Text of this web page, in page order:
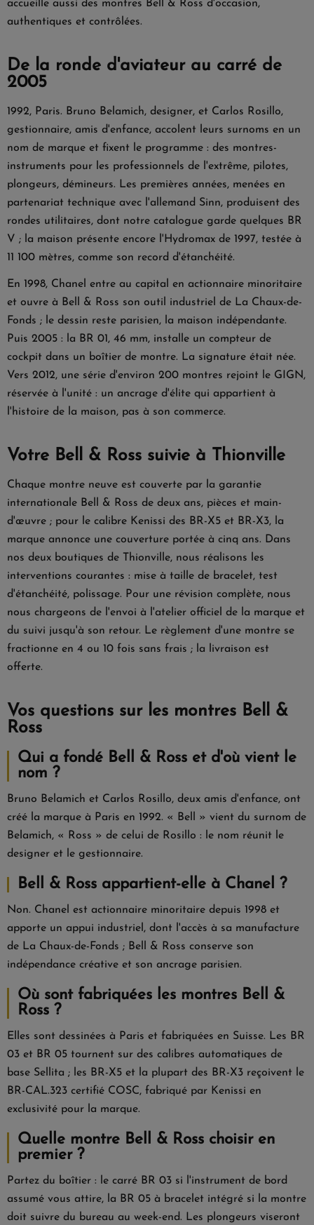
accueille aussi des montres Bell & Ross d'occasion,
authentiques et contrôlées.
De la ronde d'aviateur au carré de
2005
1992, Paris. Bruno Belamich, designer, et Carlos Rosillo,
gestionnaire, amis d'enfance, accolent leurs surnoms en un
nom de marque et fixent le programme : des montres-
instruments pour les professionnels de l'extrême, pilotes,
plongeurs, démineurs. Les premières années, menées en
partenariat technique avec l'allemand Sinn, produisent des
rondes utilitaires, dont notre catalogue garde quelques BR
V ; la maison présente encore l'Hydromax de 1997, testée à
11 100 mètres, comme son record d'étanchéité.
En 1998, Chanel entre au capital en actionnaire minoritaire
et ouvre à Bell & Ross son outil industriel de La Chaux-de-
Fonds ; le dessin reste parisien, la maison indépendante.
Puis 2005 : la BR 01, 46 mm, installe un compteur de
cockpit dans un boîtier de montre. La signature était née.
Vers 2012, une série d'environ 200 montres rejoint le GIGN,
réservée à l'unité : un ancrage d'élite qui appartient à
l'histoire de la maison, pas à son commerce.
Votre Bell & Ross suivie à Thionville
Chaque montre neuve est couverte par la garantie
internationale Bell & Ross de deux ans, pièces et main-
d'œuvre ; pour le calibre Kenissi des BR-X5 et BR-X3, la
marque annonce une couverture portée à cinq ans. Dans
nos deux boutiques de Thionville, nous réalisons les
interventions courantes : mise à taille de bracelet, test
d'étanchéité, polissage. Pour une révision complète, nous
nous chargeons de l'envoi à l'atelier officiel de la marque et
du suivi jusqu'à son retour. Le règlement d'une montre se
fractionne en 4 ou 10 fois sans frais ; la livraison est
offerte.
Vos questions sur les montres Bell &
Ross
Qui a fondé Bell & Ross et d'où vient le
nom ?
Bruno Belamich et Carlos Rosillo, deux amis d'enfance, ont
créé la marque à Paris en 1992. « Bell » vient du surnom de
Belamich, « Ross » de celui de Rosillo : le nom réunit le
designer et le gestionnaire.
Bell & Ross appartient-elle à Chanel ?
Non. Chanel est actionnaire minoritaire depuis 1998 et
apporte un appui industriel, dont l'accès à sa manufacture
de La Chaux-de-Fonds ; Bell & Ross conserve son
indépendance créative et son ancrage parisien.
Où sont fabriquées les montres Bell &
Ross ?
Elles sont dessinées à Paris et fabriquées en Suisse. Les BR
03 et BR 05 tournent sur des calibres automatiques de
base Sellita ; les BR-X5 et la plupart des BR-X3 reçoivent le
BR-CAL.323 certifié COSC, fabriqué par Kenissi en
exclusivité pour la marque.
Quelle montre Bell & Ross choisir en
premier ?
Partez du boîtier : le carré BR 03 si l'instrument de bord
assumé vous attire, la BR 05 à bracelet intégré si la montre
doit suivre du bureau au week-end. Les plongeurs viseront